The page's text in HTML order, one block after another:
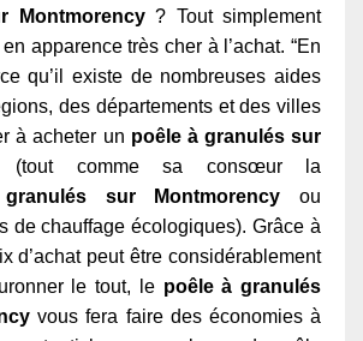
Montmorency? Tout simplement
apparence très cher à l’achat. “En
qu’il existe de nombreuses aides
des départements et des villes
à acheter un poêle à granulés sur
(tout comme sa consœur la
sur Montmorency ou
de chauffage écologiques). Grâce à
d’achat peut être considérablement
le tout, le poêle à granulés
vous fera faire des économies à